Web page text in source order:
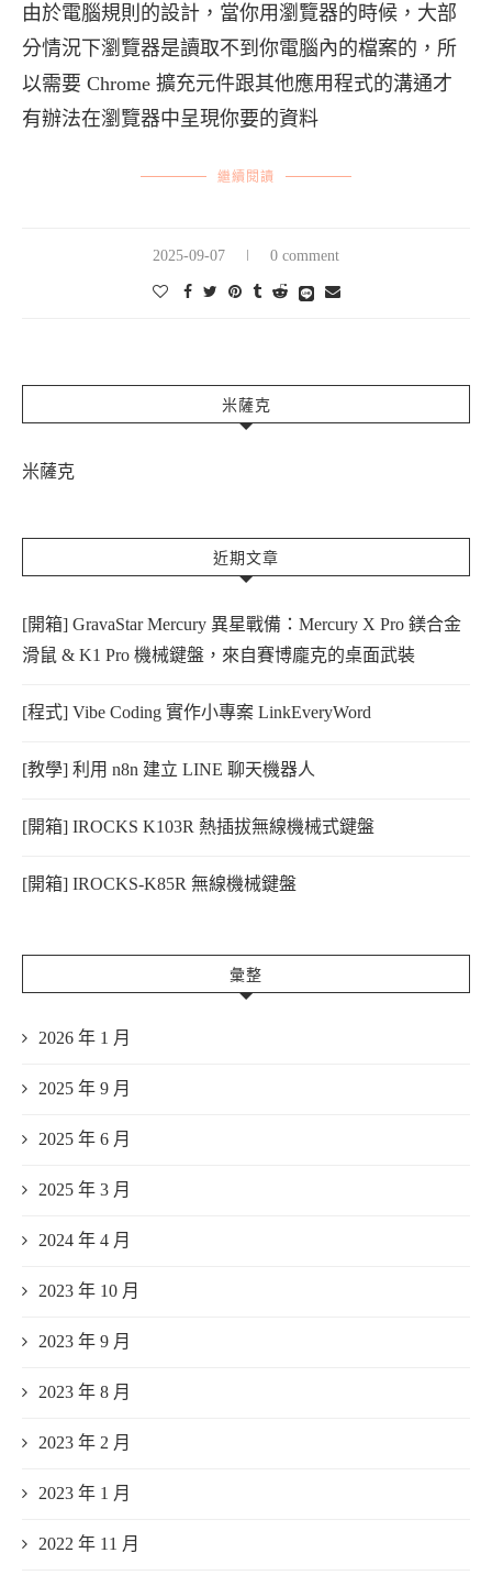
由於電腦規則的設計，當你用瀏覽器的時候，大部
分情況下瀏覽器是讀取不到你電腦內的檔案的，所
以需要 Chrome 擴充元件跟其他應用程式的溝通才
有辦法在瀏覽器中呈現你要的資料
繼續閱讀
2025-09-07 0 comment
米薩克
米薩克
近期文章
[開箱] GravaStar Mercury 異星戰備：Mercury X Pro 鎂合金
滑鼠 & K1 Pro 機械鍵盤，來自賽博龐克的桌面武裝
[程式] Vibe Coding 實作小專案 LinkEveryWord
[教學] 利用 n8n 建立 LINE 聊天機器人
[開箱] IROCKS K103R 熱插拔無線機械式鍵盤
[開箱] IROCKS-K85R 無線機械鍵盤
彙整
2026 年 1 月
2025 年 9 月
2025 年 6 月
2025 年 3 月
2024 年 4 月
2023 年 10 月
2023 年 9 月
2023 年 8 月
2023 年 2 月
2023 年 1 月
2022 年 11 月